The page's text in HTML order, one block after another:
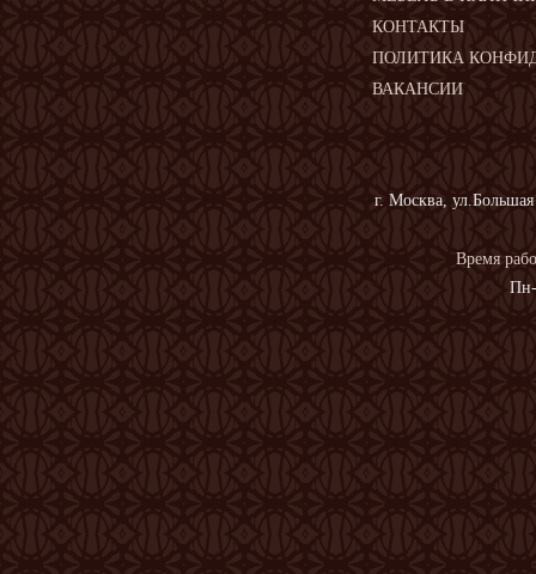
КОНТАКТЫ
ПОЛИТИКА
ВАКАНСИИ
г. Москва, ул.Большая
Время
Пн-